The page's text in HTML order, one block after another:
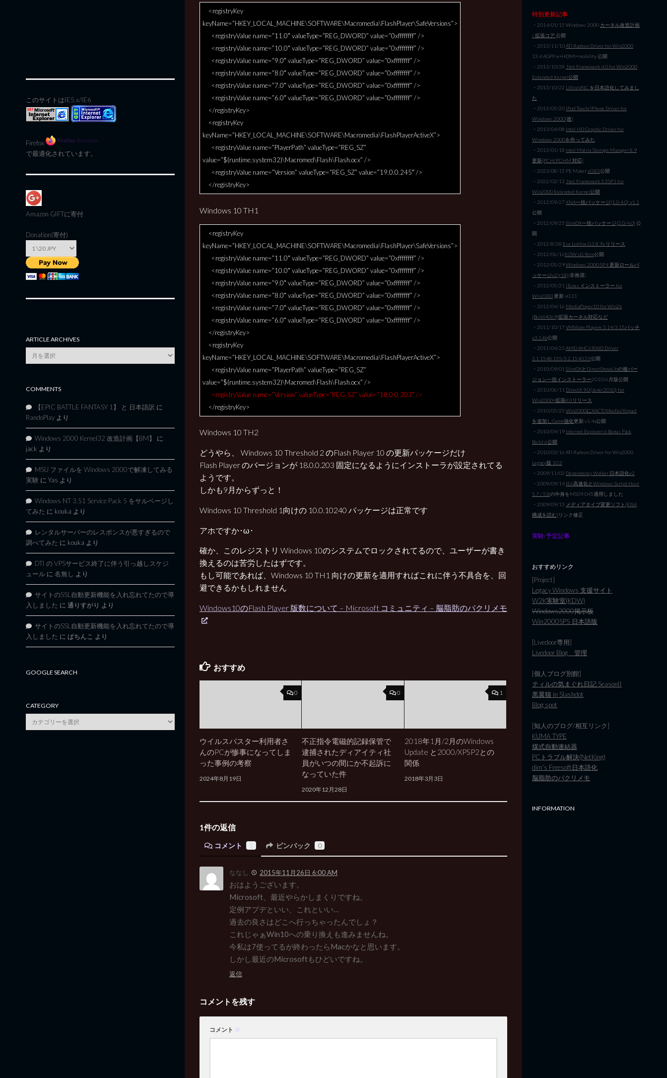
<registryKey
keyName=”HKEY_LOCAL_MACHINE\SOFTWARE\Macromedia\FlashPlayer\SafeVersions”>
<registryValue name=”11.0″ valueType=”REG_DWORD” value=”0xffffffff” />
<registryValue name=”10.0″ valueType=”REG_DWORD” value=”0xffffffff” />
<registryValue name=”9.0″ valueType=”REG_DWORD” value=”0xffffffff” />
<registryValue name=”8.0″ valueType=”REG_DWORD” value=”0xffffffff” />
<registryValue name=”7.0″ valueType=”REG_DWORD” value=”0xffffffff” />
<registryValue name=”6.0″ valueType=”REG_DWORD” value=”0xffffffff” />
</registryKey>
<registryKey
keyName=”HKEY_LOCAL_MACHINE\SOFTWARE\Macromedia\FlashPlayerActiveX”>
<registryValue name=”PlayerPath” valueType=”REG_SZ”
value=”$(runtime.system32)\Macromed\Flash\Flash.ocx” />
<registryValue name=”Version” valueType=”REG_SZ” value=”19.0.0.245″ />
</registryKey>
Windows 10 TH1
<registryKey
keyName=”HKEY_LOCAL_MACHINE\SOFTWARE\Macromedia\FlashPlayer\SafeVersions”>
<registryValue name=”11.0″ valueType=”REG_DWORD” value=”0xffffffff” />
<registryValue name=”10.0″ valueType=”REG_DWORD” value=”0xffffffff” />
<registryValue name=”9.0″ valueType=”REG_DWORD” value=”0xffffffff” />
<registryValue name=”8.0″ valueType=”REG_DWORD” value=”0xffffffff” />
<registryValue name=”7.0″ valueType=”REG_DWORD” value=”0xffffffff” />
<registryValue name=”6.0″ valueType=”REG_DWORD” value=”0xffffffff” />
</registryKey>
<registryKey
keyName=”HKEY_LOCAL_MACHINE\SOFTWARE\Macromedia\FlashPlayerActiveX”>
<registryValue name=”PlayerPath” valueType=”REG_SZ”
value=”$(runtime.system32)\Macromed\Flash\Flash.ocx” />
<registryValue name=”Version” valueType=”REG_SZ” value=”18.0.0.203″ />
</registryKey>
Windows 10 TH2
どうやら、 Windows 10 Threshold 2 のFlash Player 10 の更新パッケージだけ
Flash Player のバージョンが 18.0.0.203 固定になるようにインストーラが設定されてる
ようです。
しかも9月からずっと！
Windows 10 Threshold 1向けの 10.0.10240 パッケージは正常です
アホですか･ω･
確か、このレジストリ Windows 10のシステムでロックされてるので、ユーザーが書き
換えるのは苦労したはずです。
もし可能であれば、Windows 10 TH1 向けの更新を適用すればこれに伴う不具合を、回
避できるかもしれません
Windows10のFlash Player 版数について – Microsoft コミュニティ – 脳脂肪のパクリメモ
おすすめ
0
ウイルスバスター利用者さ
んのPCが惨事になってしま
った事例の考察
2024年8月19日
0
不正指令電磁的記録保管で
逮捕されたディアイティ社
員がいつの間にか不起訴に
なっていた件
2020年12月28日
1
2018年1月/2月のWindows
Update と2000/XPSP2との
関係
2018年3月3日
1件の返信
コメント ピンバック 0
ななし 2015年11月26日 6:00 AM
おはようございます。
Microsoft、最近やらかしまくりですね。
定例アプデといい、これといい…
過去の良さはどこへ行っちゃったんでしょ？
これじゃぁWin10への乗り換えも進みませんね。
今私は7使ってるが終わったらMacかなと思います。
しかし最近のMicrosoftもひどいですね。
返信
コメントを残す
コメント ※
このサイトはIE5.x/IE6
Firefox
で最適化されています。
Amazon GIFTに寄付
Donation(寄付)
ARTICLE ARCHIVES
Article
Archives
COMMENTS
【EPIC BATTLE FANTASY 1】 と 日本語訳 に
RandoPlay より
Windows 2000 Kernel32 改造計画【BM】
に
jack より
MSU ファイルを Windows 2000で解凍してみる
実験 に Yas より
Windows NT 3.51 Service Pack 5 をサルベージし
てみた に kouka より
レンタルサーバーのレスポンスが悪すぎるので
調べてみた に kouka より
DTI の VPSサービス終了に伴う引っ越しスケジ
ュール に 名無し より
サイトのSSL自動更新機能を入れ忘れてたので導
入しました に 通りすがり より
サイトのSSL自動更新機能を入れ忘れてたので導
入しました に ぱちんこ より
GOOGLE SEARCH
CATEGORY
category
特別更新記事
・2014/01/15 Windows 2000 カーネル改造計画
/ 拡張コア 公開
・2013/11/10ATI Radeon Driver for Win2000
13.4 AGPFix+HDMI+mobility 公開
・2013/10/28 .Net Framework 4.0 for Win2000
Extended Kernel公開
・2013/10/22 Ultra VNC を日本語化してみまし
た
・2013/05/20 iPod Touch/iPhone Driver for
Windows 2000(改)
・2013/04/08 Intel HD Graphic Driver for
Windows 2000を作ってみた
・2013/01/18 Intel Matrix Storage Manager 8.9
更新(PCH/PCHM 対応)
・2023/08/15 PE Makerv0.83公開
・2022/02/13 .Net Framework 3.5SP1 for
Win2000 Extended Kernel公開
・2012/09/27XNA一括パッケージ(1.0-4.0) v1.1
公開
・2012/09/25 SlimDX一括パッケージ(2.0/4.0) 公
開
・2012/8/28 Ese Lolifox 0.3.8.9a リリース
・2012/06/16KDW v0.96m公開
・2012/05/29Windows 2000 SP4 更新ロールパ
ッケージv2(r18)(非推奨)
・2012/05/21 iTunes インストーラー for
Win2000更新 v0.31
・2012/04/16 MediaPlayer10 for Win2k
(Build4069)拡張カーネル対応など
・2011/10/17VMWare Playere 3.14/3.15パッチ
v3.14b公開
・2011/04/23 AMD AHCI/RAID Driver
3.1.1548.155/3.2.1540.53公開
・2010/09/01 SlimDXとDirectShowLibの複バー
ジョン一括インストーラー2010/6月版公開
・2010/06/11 DirectX 9.0(June/2010) for
Win2000+拡張Kitリリース
・2010/05/25 Win2000にXACT/XAudio/XInput
を追加しGame強化更新 v1.4a公開
・2010/04/19 Internet Explorer 6 Bonus Pack
Build 6公開
・2010/03/16 ATI Radeon Driver for Win2000
Legacy版 10.2
・2009/11/02 Dependency Walker 日本語化v2
・2009/09/14 IE6高速化とWindows Script Host
5.7 / 5.8の中身をMS09-045適用しました
・2009/09/13 メディアタイプ変更ソフト(EISA
構成を読む) リンク修正
実験/予定記事
おすすめリンク
[Project]
Legacy Windows 支援サイト
W2K実験室(KDW)
Windows2000掲示板
Win2000SP5 日本語版
[Livedoor専用]
Livedoor Blog 管理
[個人ブログ別館]
ティルの気まぐれ日記 SeasonII
黒翼猫 in Slashdot
Blog spot
[知人のブログ/相互リンク]
KUMA TYPE
煤式自動連結器
PCトラブル解決(NetKing)
dim's Freesoft日本語化
脳脂肪のパクリメモ
INFORMATION